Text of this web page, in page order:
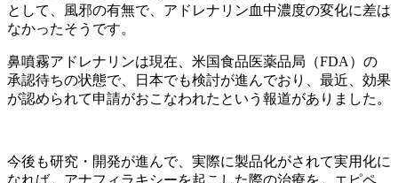
として、風邪の有無で、アドレナリン血中濃度の変化に差は
なかったそうです。
鼻噴霧アドレナリンは現在、米国食品医薬品局（FDA）の
承認待ちの状態で、日本でも検討が進んでおり、最近、効果
が認められて申請がおこなわれたという報道がありました。
今後も研究・開発が進んで、実際に製品化がされて実用化に
なれば、アナフィラキシーを起こした際の治療を、エピペ